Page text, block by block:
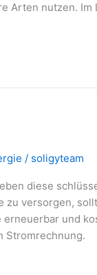
Arten nutzen.
/ soligyteam
diese
zu versorgen,
und
Stromrechnung.